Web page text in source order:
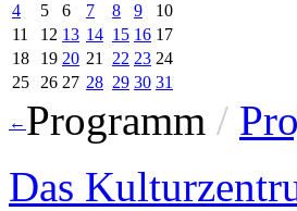
4
5 6 7 8 9
10
11
12 13 14 15 16 17
18
19 20 21 22 23 24
25
26 27 28 29 30 31
← Programm /
Das